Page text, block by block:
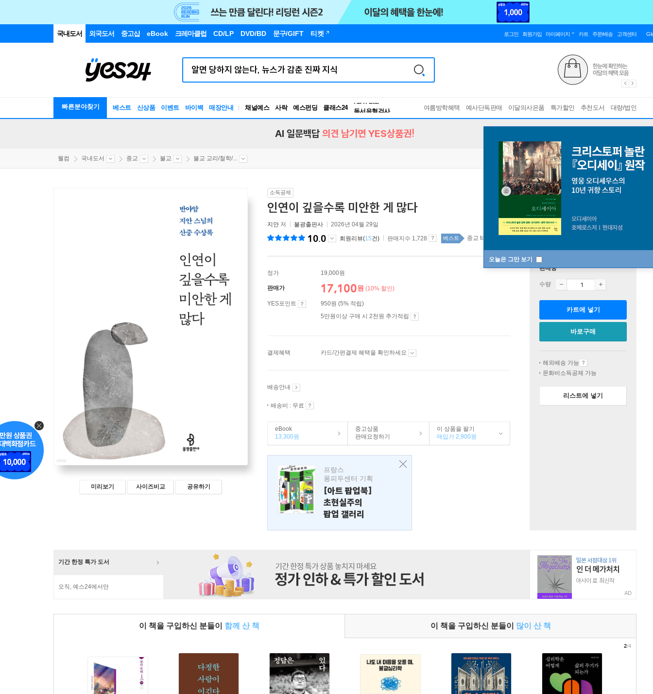
국내도서 외국도서 중고샵 eBook 크레마클럽 CD/LP DVD/BD 문구/GIFT 티켓 로그인 회원가입 마이페이지 카트 주문/배송 고객센터
빠른분야찾기 베스트 신상품 이벤트 바이백 매장안내 채널예스 사락 예스펀딩 클래스24
독서유형검사
RBTI Lab
여름방학혜택 예사단독판매 이달의사은품 특가할인 추천도서 대량/법인
오늘은 그만 보기
AI 일문백답 의견 남기면 YES상품권!
웰컴 국내도서 종교 불교 불교 교리/철학/...
미리보기 사이즈비교 공유하기
소득공제
인연이 깊을수록 미안한 게 많다
지안 저 불광출판사 2026년 04월 29일
10.0 회원리뷰(15건) 판매지수 1,728 베스트 종교 top100 3주
정가 19,000원
판매가 17,100원 (10% 할인)
YES포인트
950원 (5% 적립)
5만원이상 구매 시 2천원 추가적립
결제혜택 카드/간편결제 혜택을 확인하세요
배송안내
배송비 : 무료
eBook
13,300원
중고상품
판매요청하기
이 상품을 팔기
매입가 2,900원
프랑스
퐁피두센터 기획
[아트 팝업북]
초현실주의
팝업 갤러리
판매중
수량
카트에 넣기
바로구매
해외배송 가능
문화비소득공제 가능
리스트에 넣기
기간 한정 특가 도서
오직, 예스24에서만
AD
이 책을 구입하신 분들이 함께 산 책 이 책을 구입하신 분들이 많이 산 책
2/4